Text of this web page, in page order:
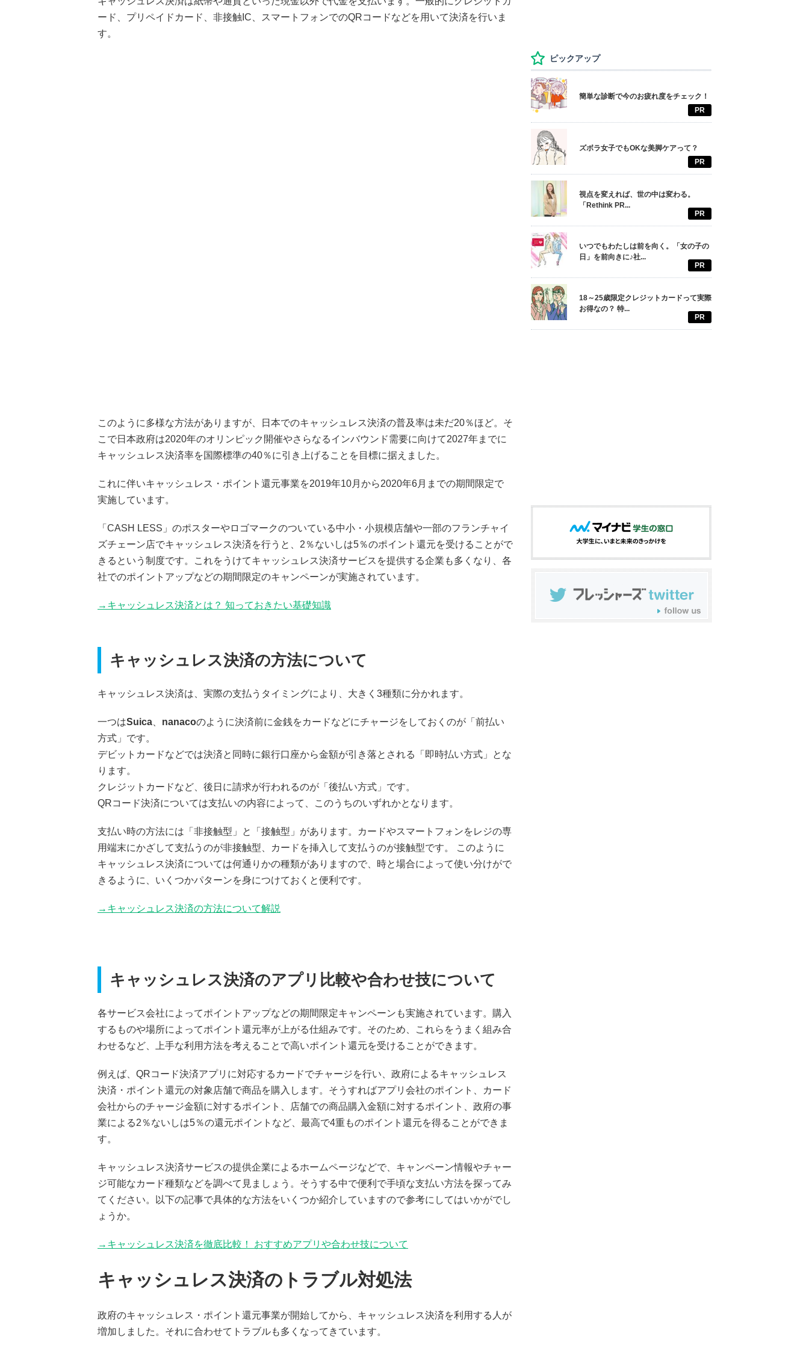
ード、プリペイドカード、非接触IC、スマートフォンでのQRコードなどを用いて決済を行いま
す。
このように多様な方法がありますが、日本でのキャッシュレス決済の普及率は未だ20％ほど。そ
こで日本政府は2020年のオリンピック開催やさらなるインバウンド需要に向けて2027年までに
キャッシュレス決済率を国際標準の40％に引き上げることを目標に据えました。
これに伴いキャッシュレス・ポイント還元事業を2019年10月から2020年6月までの期間限定で
実施しています。
「CASH LESS」のポスターやロゴマークのついている中小・小規模店舗や一部のフランチャイ
ズチェーン店でキャッシュレス決済を行うと、2％ないしは5％のポイント還元を受けることがで
きるという制度です。これをうけてキャッシュレス決済サービスを提供する企業も多くなり、各
社でのポイントアップなどの期間限定のキャンペーンが実施されています。
→キャッシュレス決済とは？ 知っておきたい基礎知識
キャッシュレス決済の方法について
キャッシュレス決済は、実際の支払うタイミングにより、大きく3種類に分かれます。
一つはSuica nanacoのように決済前に金銭をカードなどにチャージをしておくのが「前払い
方式」です。
デビットカードなどでは決済と同時に銀行口座から金額が引き落とされる「即時払い方式」とな
ります。
クレジットカードなど、後日に請求が行われるのが「後払い方式」です。
QRコード決済については支払いの内容によって、このうちのいずれかとなります。
支払い時の方法には「非接触型」と「接触型」があります。カードやスマートフォンをレジの専
用端末にかざして支払うのが非接触型、カードを挿入して支払うのが接触型です。 このように
キャッシュレス決済については何通りかの種類がありますので、時と場合によって使い分けがで
きるように、いくつかパターンを身につけておくと便利です。
→キャッシュレス決済の方法について解説
キャッシュレス決済のアプリ比較や合わせ技について
各サービス会社によってポイントアップなどの期間限定キャンペーンも実施されています。購入
するものや場所によってポイント還元率が上がる仕組みです。そのため、これらをうまく組み合
わせるなど、上手な利用方法を考えることで高いポイント還元を受けることができます。
例えば、QRコード決済アプリに対応するカードでチャージを行い、政府によるキャッシュレス
決済・ポイント還元の対象店舗で商品を購入します。そうすればアプリ会社のポイント、カード
会社からのチャージ金額に対するポイント、店舗での商品購入金額に対するポイント、政府の事
業による2％ないしは5％の還元ポイントなど、最高で4重ものポイント還元を得ることができま
す。
キャッシュレス決済サービスの提供企業によるホームページなどで、キャンペーン情報やチャー
ジ可能なカード種類などを調べて見ましょう。そうする中で便利で手頃な支払い方法を探ってみ
てください。以下の記事で具体的な方法をいくつか紹介していますので参考にしてはいかがでし
ょうか。
→キャッシュレス決済を徹底比較！ おすすめアプリや合わせ技について
キャッシュレス決済のトラブル対処法
政府のキャッシュレス・ポイント還元事業が開始してから、キャッシュレス決済を利用する人が
増加しました。それに合わせてトラブルも多くなってきています。
ピックアップ
簡単な診断で今のお疲れ度をチェック！
PR
ズボラ女子でもOKな美脚ケアって？
PR
視点を変えれば、世の中は変わる。
「Rethink PR...
PR
いつでもわたしは前を向く。「女の子の
日」を前向きに♪社...
PR
18～25歳限定クレジットカードって実際
お得なの？ 特...
PR